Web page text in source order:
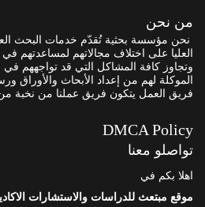
من نحن
نحن مؤسسة بحثية تُقدّم خدمات البحث
العليا على اختلاف مجالاتهم لمساعدتهم
وتجاوز كافة المشاكل التي قد تواجههم في
الموكلة لهم من إعداد الأبحاث والأوراق
فريق العمل يتكون فريق عملنا من نخبة من
DMCA Policy
تواصلو معنا
اهلا بكم في
موقع مبتعث للدراسات والاستشارات